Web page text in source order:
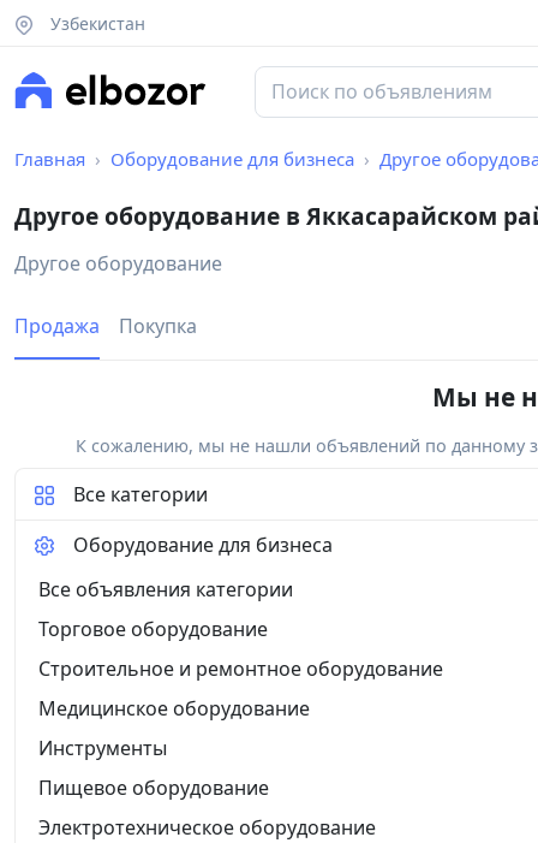
Узбекистан
Главная Оборудование для бизнеса Другое
Другое оборудование в Яккасарайском
Другое оборудование
Продажа Покупка
Мы не
К сожалению, мы не нашли объявлений по данному
Все категории
Оборудование для бизнеса
Все объявления категории
Торговое оборудование
Строительное и ремонтное оборудование
Медицинское оборудование
Инструменты
Пищевое оборудование
Электротехническое оборудование